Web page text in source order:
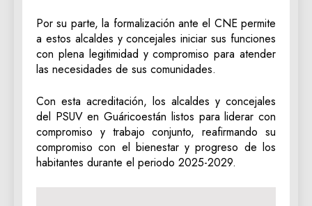
Por su parte, la formalización ante el CNE permite
a estos alcaldes y concejales iniciar sus funciones
con plena legitimidad y compromiso para atender
las necesidades de sus comunidades.
Con esta acreditación, los alcaldes y concejales
del PSUV en Guáricoestán listos para liderar con
compromiso y trabajo conjunto, reafirmando su
compromiso con el bienestar y progreso de los
habitantes durante el periodo 2025-2029.